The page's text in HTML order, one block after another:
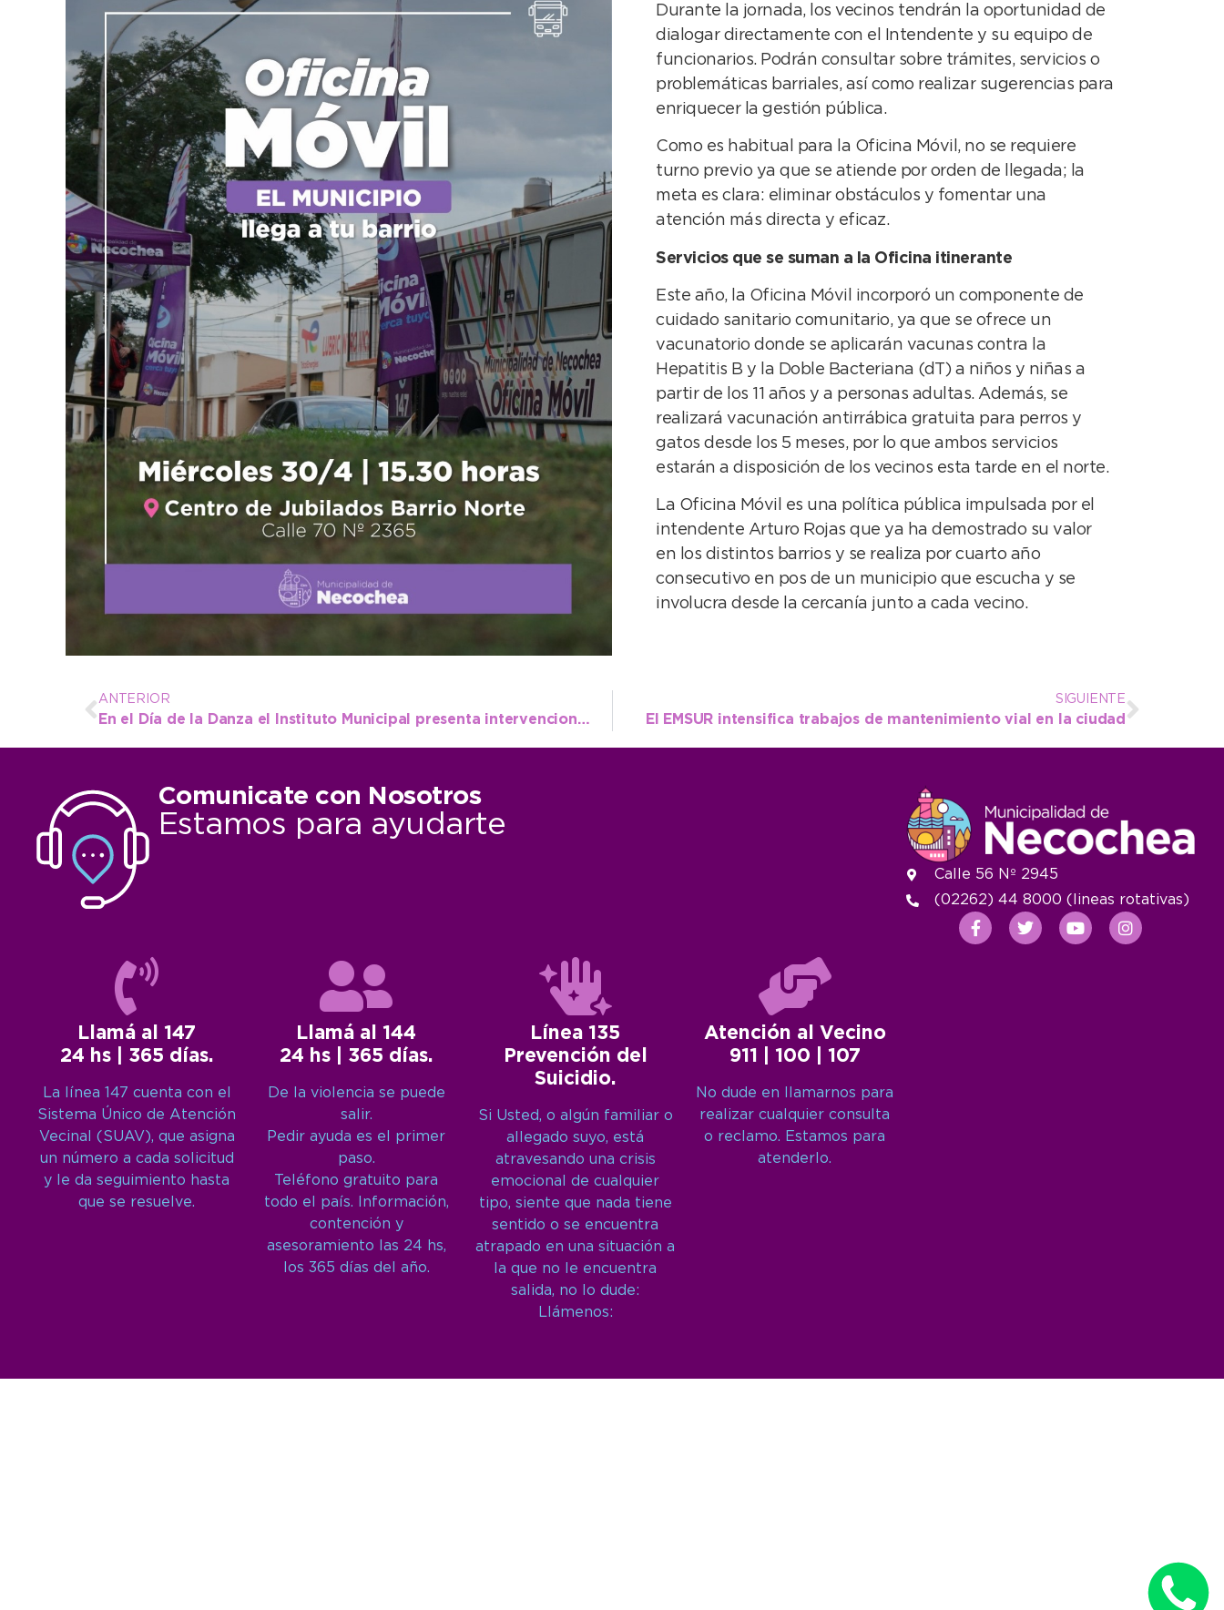
Durante la jornada, los vecinos tendrán la oportunidad de
dialogar directamente con el Intendente y su equipo de
funcionarios. Podrán consultar sobre trámites, servicios o
problemáticas barriales, así como realizar sugerencias para
enriquecer la gestión pública.
Como es habitual para la Oficina Móvil, no se requiere
turno previo ya que se atiende por orden de llegada; la
meta es clara: eliminar obstáculos y fomentar una
atención más directa y eficaz.
Servicios que se suman a la Oficina itinerante
Este año, la Oficina Móvil incorporó un componente de
cuidado sanitario comunitario, ya que se ofrece un
vacunatorio donde se aplicarán vacunas contra la
Hepatitis B y la Doble Bacteriana (dT) a niños y niñas a
partir de los 11 años y a personas adultas. Además, se
realizará vacunación antirrábica gratuita para perros y
gatos desde los 5 meses, por lo que ambos servicios
estarán a disposición de los vecinos esta tarde en el norte.
La Oficina Móvil es una política pública impulsada por el
intendente Arturo Rojas que ya ha demostrado su valor
en los distintos barrios y se realiza por cuarto año
consecutivo en pos de un municipio que escucha y se
involucra desde la cercanía junto a cada vecino.
ANTERIOR
En el Día de la Danza el Instituto Municipal presenta intervenciones en espacios públicos
SIGUIENTE
El EMSUR intensifica trabajos de mantenimiento vial en la ciudad
Comunicate con Nosotros
Estamos para ayudarte
Llamá al 147
24 hs | 365 días.
La línea 147 cuenta con el
Sistema Único de Atención
Vecinal (SUAV), que asigna
un número a cada solicitud
y le da seguimiento hasta
que se resuelve.
Llamá al 144
24 hs | 365 días.
De la violencia se puede
salir.
Pedir ayuda es el primer
paso.
Teléfono gratuito para
todo el país. Información,
contención y
asesoramiento las 24 hs,
los 365 días del año.
Línea 135
Prevención del
Suicidio.
Si Usted, o algún familiar o
allegado suyo, está
atravesando una crisis
emocional de cualquier
tipo, siente que nada tiene
sentido o se encuentra
atrapado en una situación a
la que no le encuentra
salida, no lo dude:
Llámenos:
Atención al Vecino
911 | 100 | 107
No dude en llamarnos para
realizar cualquier consulta
o reclamo. Estamos para
atenderlo.
Calle 56 Nº 2945
(02262) 44 8000 (lineas rotativas)